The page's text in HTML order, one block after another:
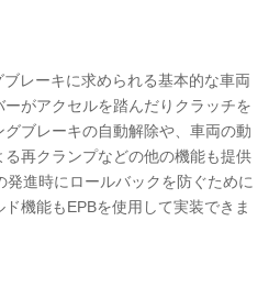
レーキに求められる基本的な車両
がアクセルを踏んだりクラッチを
ブレーキの自動解除や、車両の動
再クランプなどの他の機能も提供
発進時にロールバックを防ぐために
機能もEPBを使用して実装できま